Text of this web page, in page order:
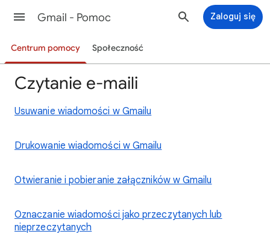
Gmail - Pomoc Zaloguj się
Centrum pomocy Społeczność
Czytanie e-maili
Usuwanie wiadomości w Gmailu
Drukowanie wiadomości w Gmailu
Otwieranie i pobieranie załączników w Gmailu
Oznaczanie wiadomości jako przeczytanych lub
nieprzeczytanych